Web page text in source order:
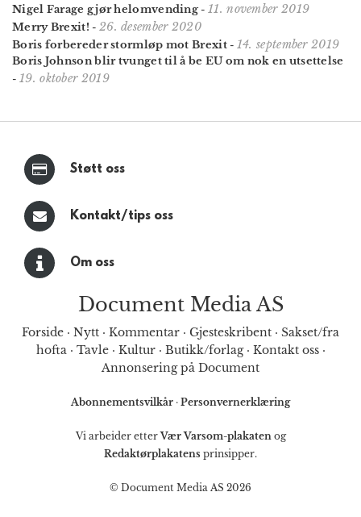
Nigel Farage gjør helomvending - 11. november 2019
Merry Brexit! - 26. desember 2020
Boris forbereder stormløp mot Brexit- 14. september 2019
Boris Johnson blir tvunget til å be EU om nok en utsettelse
- 19. oktober 2019
Støtt oss
Kontakt/tips oss
Om oss
Document Media AS
Forside · Nytt · Kommentar · Gjesteskribent · Sakset/fra
hofta· Tavle· Kultur· Butikk/forlag· Kontakt oss·
Annonsering på Document
Abonnementsvilkår · Personvernerklæring
Vi arbeider etterVær Varsom-plakatenog
Redaktørplakatens prinsipper.
© Document Media AS 2026